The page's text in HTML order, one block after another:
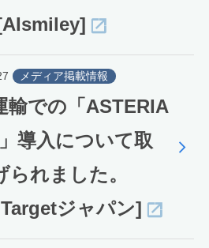
メディア掲載情報
輸での「ASTERIA
導入について取
られました。
ジャパン]